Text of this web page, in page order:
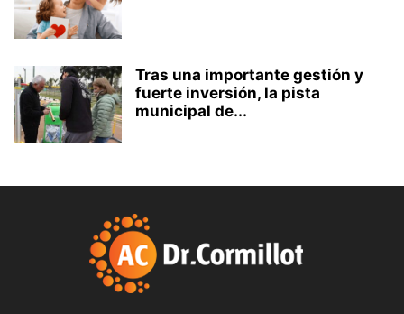
Tras una importante gestión y
fuerte inversión, la pista
municipal de...